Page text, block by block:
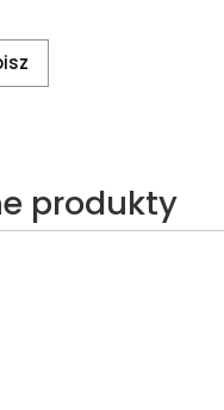
produkty